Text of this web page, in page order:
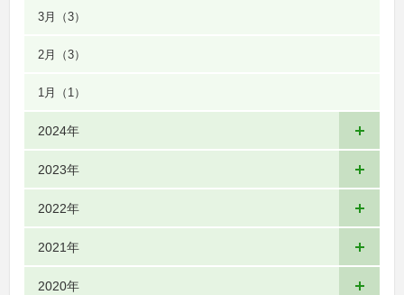
3月 （3）
2月 （3）
1月 （1）
2024年
2023年
2022年
2021年
2020年